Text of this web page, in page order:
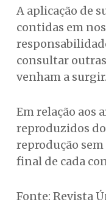
A aplicação de
contidas em
consultar
venham a surgir.
Em relação aos
reproduzidos
reprodução
final de cada
Fonte: Revista